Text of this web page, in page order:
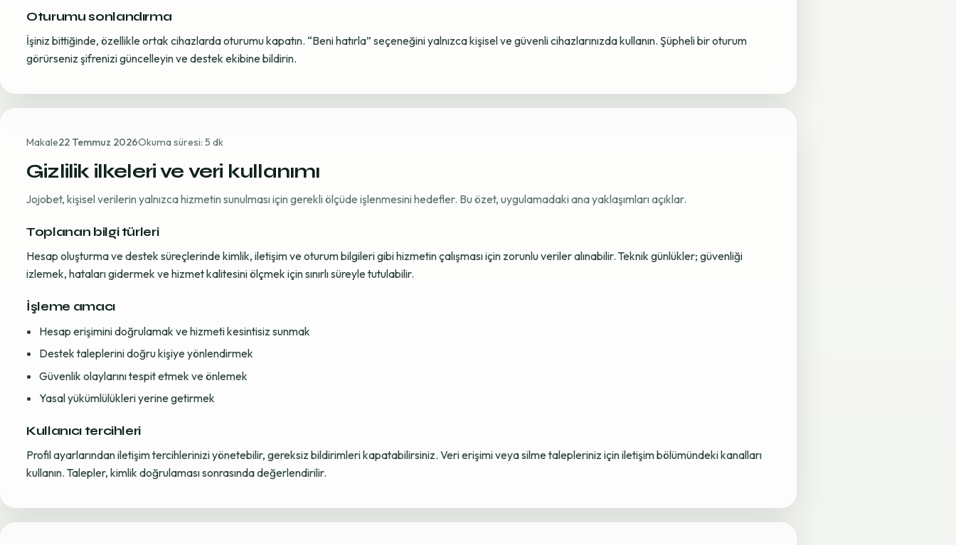
Oturumu sonlandırma
İşiniz bittiğinde, özellikle ortak cihazlarda oturumu kapatın. “Beni hatırla” seçeneğini yalnızca kişisel ve güvenli cihazlarınızda kullanın. Şüpheli bir oturum
görürseniz şifrenizi güncelleyin ve destek ekibine bildirin.
Makale22 Temmuz 2026Okuma süresi: 5 dk
Gizlilik ilkeleri ve veri kullanımı
Jojobet, kişisel verilerin yalnızca hizmetin sunulması için gerekli ölçüde işlenmesini hedefler. Bu özet, uygulamadaki ana yaklaşımları açıklar.
Toplanan bilgi türleri
Hesap oluşturma ve destek süreçlerinde kimlik, iletişim ve oturum bilgileri gibi hizmetin çalışması için zorunlu veriler alınabilir. Teknik günlükler; güvenliği
izlemek, hataları gidermek ve hizmet kalitesini ölçmek için sınırlı süreyle tutulabilir.
İşleme amacı
Hesap erişimini doğrulamak ve hizmeti kesintisiz sunmak
Destek taleplerini doğru kişiye yönlendirmek
Güvenlik olaylarını tespit etmek ve önlemek
Yasal yükümlülükleri yerine getirmek
Kullanıcı tercihleri
Profil ayarlarından iletişim tercihlerinizi yönetebilir, gereksiz bildirimleri kapatabilirsiniz. Veri erişimi veya silme talepleriniz için iletişim bölümündeki kanalları
kullanın. Talepler, kimlik doğrulaması sonrasında değerlendirilir.